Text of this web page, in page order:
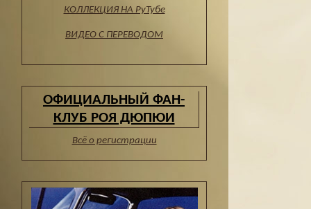
КОЛЛЕКЦИЯ НА РуТубе
ВИДЕО С ПЕРЕВОДОМ
ОФИЦИАЛЬНЫЙ ФАН-
КЛУБ РОЯ ДЮПЮИ
Всё о регистрации